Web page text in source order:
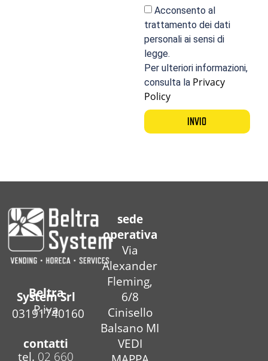
Acconsento al
trattamento dei dati
personali ai sensi di
legge.
Per ulteriori informazioni,
consulta la Privacy
Policy
INVIO
Beltra
System Srl
P.iva
03191740160
contatti
tel. 02 660
sede
operativa
Via
Alexander
Fleming,
6/8
Cinisello
Balsano MI
VEDI